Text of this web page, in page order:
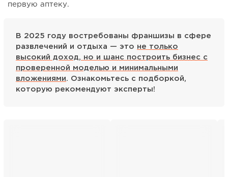
первую аптеку.
В 2025 году востребованы франшизы в сфере
развлечений и отдыха — это не только
высокий доход, но и шанс построить бизнес с
проверенной моделью и минимальными
вложениями. Ознакомьтесь с подборкой,
которую рекомендуют эксперты!